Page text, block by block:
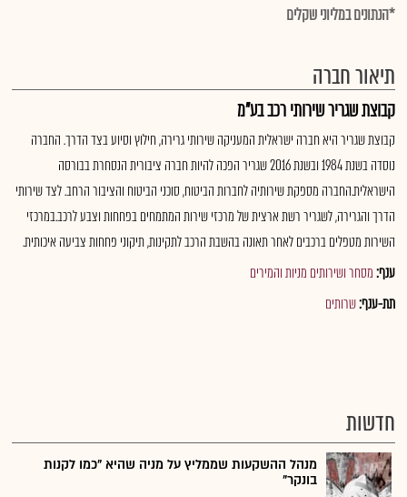
*הנתונים במליוני שקלים
תיאור חברה
קבוצת שגריר שירותי רכב בע"מ
קבוצת שגריר היא חברה ישראלית המעניקה שירותי גרירה, חילוץ וסיוע בצד הדרך. החברה
נוסדה בשנת 1984 ובשנת 2016 שגריר הפכה להיות חברה ציבורית הנסחרת בבורסה
הישראלית.החברה מספקת שירותיה לחברות הביטוח, סוכני הביטוח והציבור הרחב. לצד שירותי
הדרך והגרירה, לשגריר רשת ארצית של מרכזי שירות המתמחים בפחחות וצבע לרכב.במרכזי
השירות מטפלים ברכבים לאחר תאונה בהשבת הרכב לתקינות, תיקוני פחחות צביעה איכותית.
ענף:מסחר ושירותים מניות והמירים
תת-ענף:שרותים
חדשות
מנהל ההשקעות שממליץ על מניה שהיא "כמו לקנות
בונקר"